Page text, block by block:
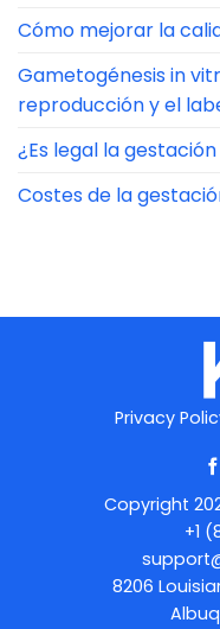
Cómo mejorar la
Gametogénesis in
reproducción y el
¿Es legal la
Costes de la
Privacy
Copyright
+1
8206